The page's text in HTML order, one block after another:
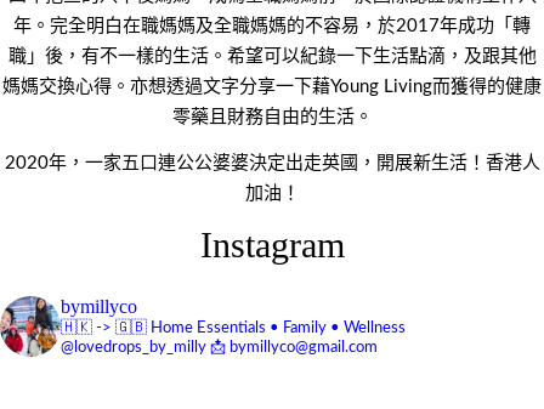
年。完全明白在職媽媽及全職媽媽的不容易，於2017年成功「轉
職」後，有不一樣的生活。希望可以紀錄一下生活點滴，及跟其他
媽媽交換心得。亦想透過文字分享一下藉Young Living而獲得的健康
零藥且財務自由的生活。
2020年，一家五口連公公婆婆決定出走英國，開展新生活！香港人
加油！
Instagram
bymillyco
🇭🇰 -> 🇬🇧 Home Essentials • Family • Wellness
@lovedrops_by_milly 📩 bymillyco@gmail.com